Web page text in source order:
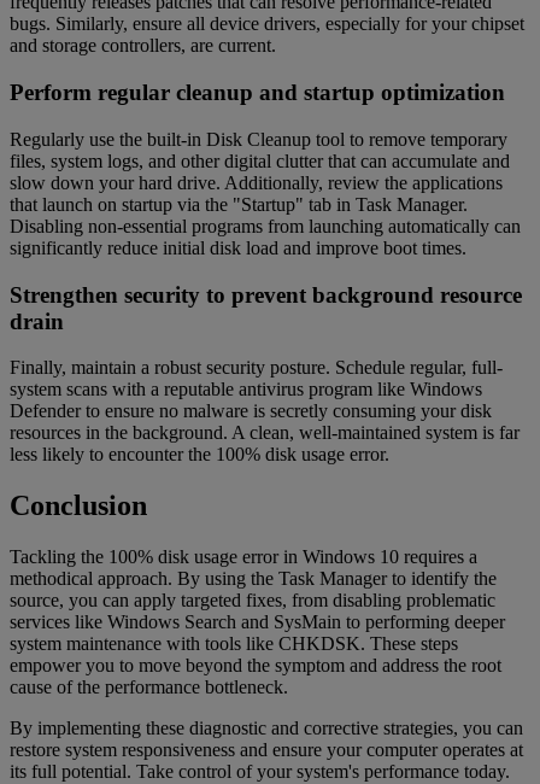
bugs. Similarly, ensure all device drivers, especially for your chipset
and storage controllers, are current.
Perform regular cleanup and startup optimization
Regularly use the built-in Disk Cleanup tool to remove temporary
files, system logs, and other digital clutter that can accumulate and
slow down your hard drive. Additionally, review the applications
that launch on startup via the "Startup" tab in Task Manager.
Disabling non-essential programs from launching automatically can
significantly reduce initial disk load and improve boot times.
Strengthen security to prevent background resource
drain
Finally, maintain a robust security posture. Schedule regular, full-
system scans with a reputable antivirus program like Windows
Defender to ensure no malware is secretly consuming your disk
resources in the background. A clean, well-maintained system is far
less likely to encounter the 100% disk usage error.
Conclusion
Tackling the 100% disk usage error in Windows 10 requires a
methodical approach. By using the Task Manager to identify the
source, you can apply targeted fixes, from disabling problematic
services like Windows Search and SysMain to performing deeper
system maintenance with tools like CHKDSK. These steps
empower you to move beyond the symptom and address the root
cause of the performance bottleneck.
By implementing these diagnostic and corrective strategies, you can
restore system responsiveness and ensure your computer operates at
its full potential. Take control of your system's performance today.